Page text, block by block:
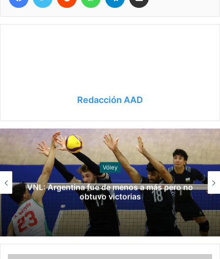
Redacción AAD
Vóley
Vóley: Arranca una nueva temporada de la
VNL